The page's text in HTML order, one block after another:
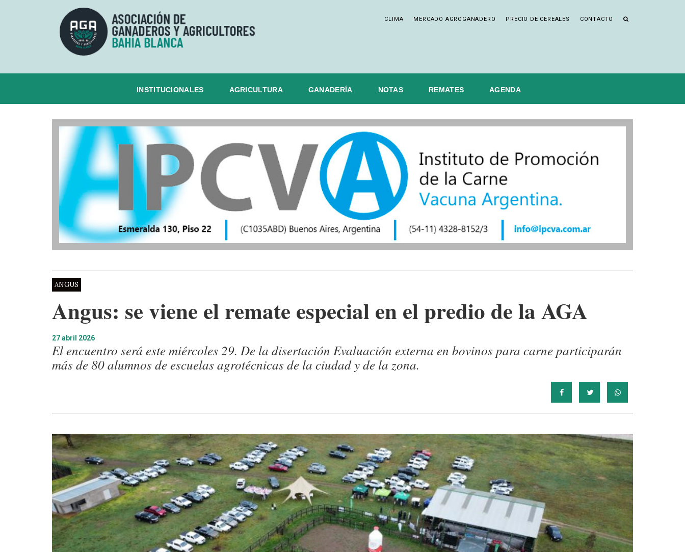
CLIMA MERCADO AGROGANADERO PRECIO DE CEREALES CONTACTO
INSTITUCIONALES AGRICULTURA GANADERÍA NOTAS REMATES AGENDA
ANGUS
Angus: se viene el remate especial en el predio de la AGA
27 abril 2026
El encuentro será este miércoles 29. De la disertación Evaluación externa en bovinos para carne participarán
más de 80 alumnos de escuelas agrotécnicas de la ciudad y de la zona.